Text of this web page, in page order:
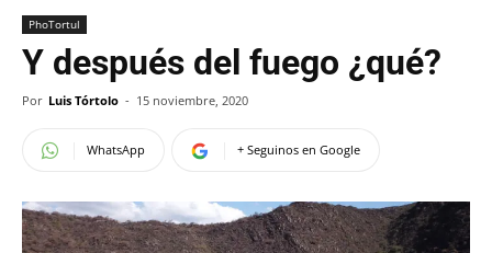
PhoTortul
Y después del fuego ¿qué?
Por Luis Tórtolo - 15 noviembre, 2020
WhatsApp + Seguinos en Google